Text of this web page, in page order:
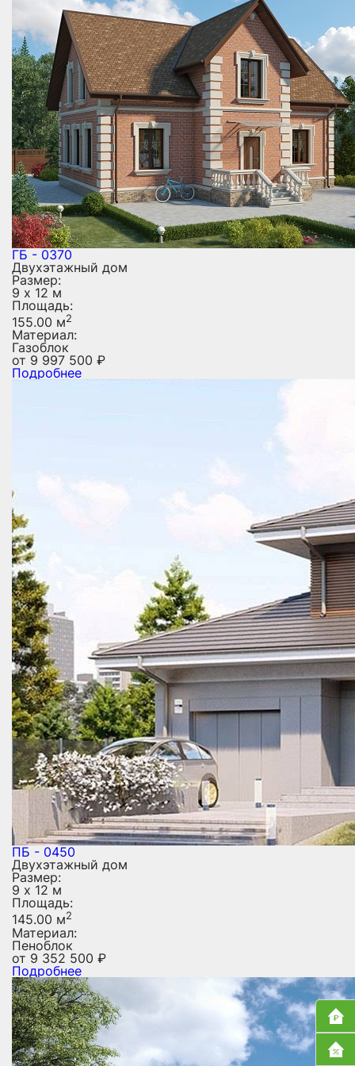
ГБ - 0370
Двухэтажный дом
Размер:
9 х 12 м
Площадь:
155.00 м2
Материал:
Газоблок
от 9 997 500 ₽
Подробнее
ПБ - 0450
Двухэтажный дом
Размер:
9 х 12 м
Площадь:
145.00 м2
Материал:
Пеноблок
от 9 352 500 ₽
Подробнее